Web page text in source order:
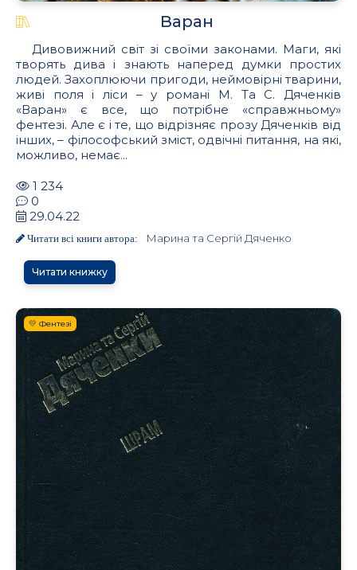
Варан
Дивовижний світ зі своїми законами. Маги, які
творять дива і знають наперед думки простих
людей. Захоплюючи пригоди, неймовірні тварини,
живі поля і ліси – у романі М. Та С. Дяченків
«Варан» є все, що потрібне «справжньому»
фентезі. Але є і те, що відрізняє прозу Дяченків від
інших, – філософський зміст, одвічні питання, на які,
можливо, немає...
1 234
0
29.04.22
Читати всі книги автора: Марина та Сергій Дяченко
Читати книжку
💛 Фентезі